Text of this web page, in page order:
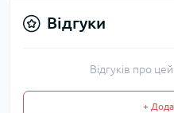
Відгуки
Відгуків про
+